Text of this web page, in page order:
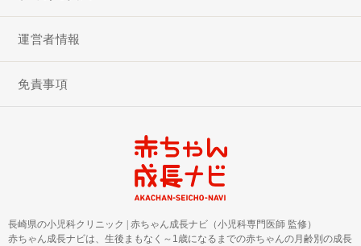
運営者情報
免責事項
長崎県の小児科クリニック | 赤ちゃん成長ナビ（小児科専門医師 監修）
赤ちゃん成長ナビは、生後まもなく～1歳になるまでの赤ちゃんの月齢別の成長